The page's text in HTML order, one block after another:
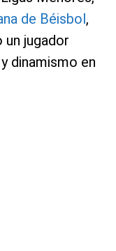
de Béisbol,
jugador
dinamismo en